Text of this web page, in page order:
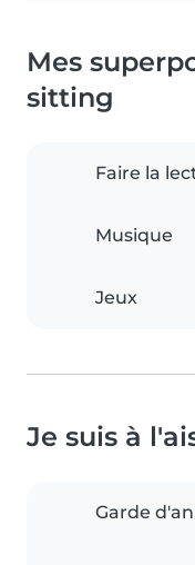
Mes
sitting
Faire la
Musique
Jeux
Je suis à
Garde